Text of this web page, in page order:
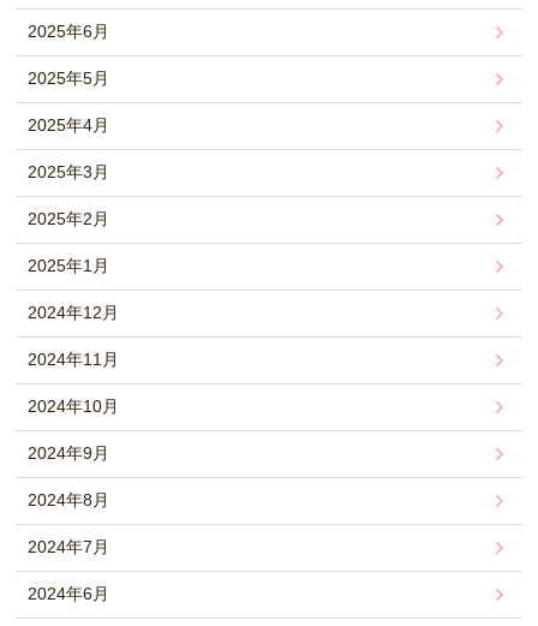
2025年6月
2025年5月
2025年4月
2025年3月
2025年2月
2025年1月
2024年12月
2024年11月
2024年10月
2024年9月
2024年8月
2024年7月
2024年6月